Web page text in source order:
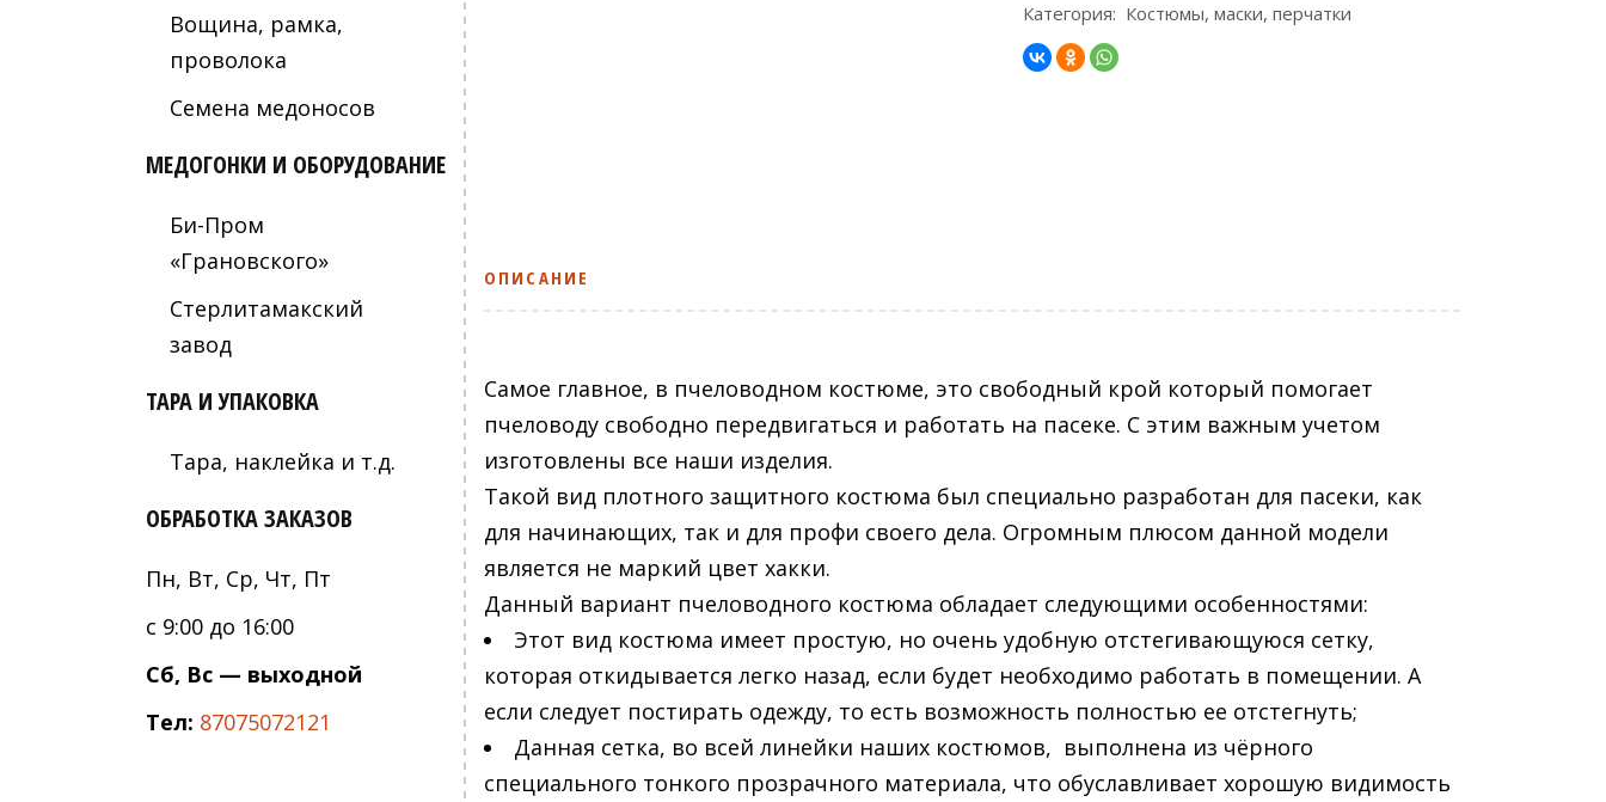
Категория: Костюмы, маски, перчатки
ОПИСАНИЕ
Самое главное, в пчеловодном костюме, это свободный крой который помогает
пчеловоду свободно передвигаться и работать на пасеке. С этим важным учетом
изготовлены все наши изделия.
Такой вид плотного защитного костюма был специально разработан для пасеки, как
для начинающих, так и для профи своего дела. Огромным плюсом данной модели
является не маркий цвет хакки.
Данный вариант пчеловодного костюма обладает следующими особенностями:
Этот вид костюма имеет простую, но очень удобную отстегивающуюся сетку,
которая откидывается легко назад, если будет необходимо работать в помещении. А
если следует постирать одежду, то есть возможность полностью ее отстегнуть;
Данная сетка, во всей линейки наших костюмов, выполнена из чёрного
специального тонкого прозрачного материала, что обуславливает хорошую видимость
Вощина, рамка,
проволока
Семена медоносов
МЕДОГОНКИ И ОБОРУДОВАНИЕ
Би-Пром
«Грановского»
Стерлитамакский
завод
ТАРА И УПАКОВКА
Тара, наклейка и т.д.
ОБРАБОТКА ЗАКАЗОВ
Пн, Вт, Ср, Чт, Пт
с 9:00 до 16:00
Сб, Вс — выходной
Тел: 87075072121